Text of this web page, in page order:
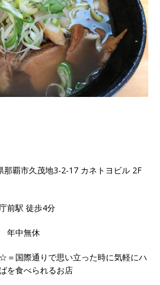
那覇市久茂地3-2-17 カネトヨビル 2F
前駅 徒歩4分
年中無休
国際通りで思い立った時に気軽にハ
を食べられるお店